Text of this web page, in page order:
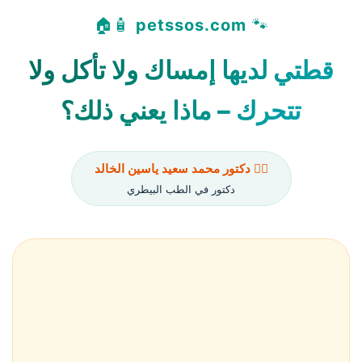
🐾
petssos.com
🧴🏠
قطتي لديها إمساك ولا تأكل ولا
تتحرك – ماذا يعني ذلك؟
👨‍⚕️ دكتور محمد سعيد ياسين الخالد
دكتور في الطب البيطري